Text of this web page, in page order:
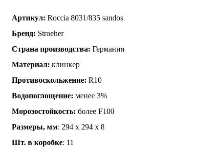
Артикул: Roccia 8031/835 sandos
Бренд: Stroeher
Страна производства: Германия
Материал: клинкер
Противоскольжение: R10
Водопоглощение: менее 3%
Морозостойкость: более F100
Размеры, мм: 294 х 294 х 8
Шт. в коробке: 11